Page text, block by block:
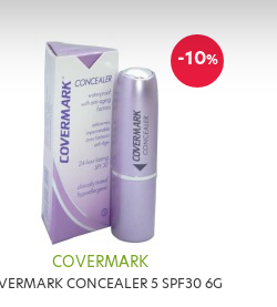
-10%
COVERMARK
CONCEALER 5 SPF30 6G